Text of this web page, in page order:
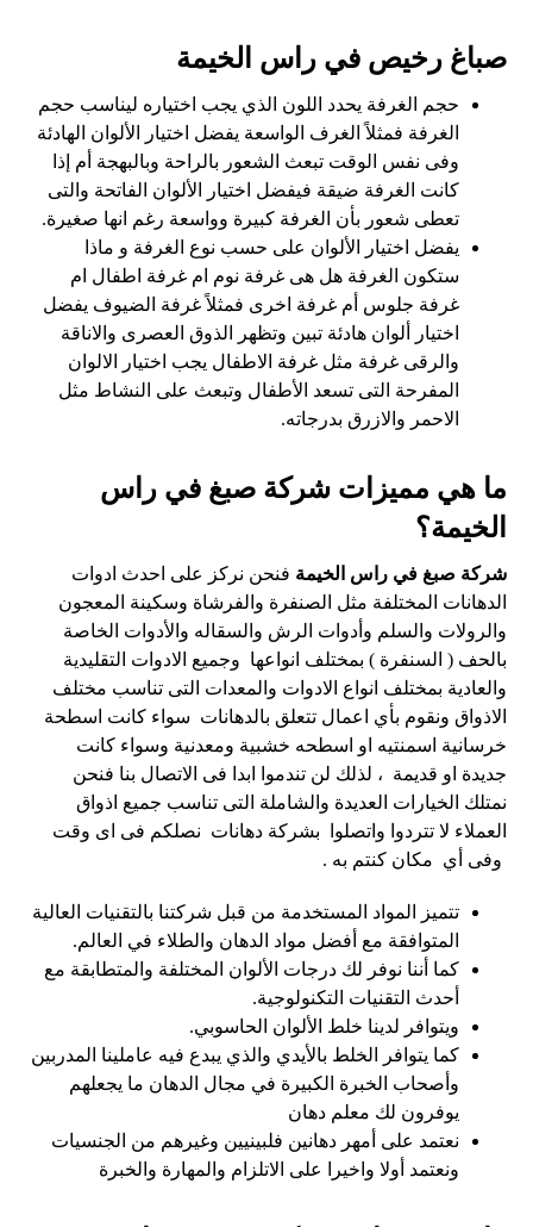
صباغ رخيص في راس الخيمة
حجم الغرفة يحدد اللون الذي يجب اختياره ليناسب حجم
الغرفة فمثلاً الغرف الواسعة يفضل اختيار الألوان الهادئة
وفى نفس الوقت تبعث الشعور بالراحة وبالبهجة أم إذا
كانت الغرفة ضيقة فيفضل اختيار الألوان الفاتحة والتى
تعطى شعور بأن الغرفة كبيرة وواسعة رغم انها صغيرة.
يفضل اختيار الألوان على حسب نوع الغرفة و ماذا
ستكون الغرفة هل هى غرفة نوم ام غرفة اطفال ام
غرفة جلوس أم غرفة اخرى فمثلاً غرفة الضيوف يفضل
اختيار ألوان هادئة تبين وتظهر الذوق العصرى والاناقة
والرقى غرفة مثل غرفة الاطفال يجب اختيار الالوان
المفرحة التى تسعد الأطفال وتبعث على النشاط مثل
الاحمر والازرق بدرجاته.
ما هي مميزات شركة صبغ في راس
الخيمة؟
شركة صبغ في راس الخيمة فنحن نركز على احدث ادوات
الدهانات المختلفة مثل الصنفرة والفرشاة وسكينة المعجون
والرولات والسلم وأدوات الرش والسقاله والأدوات الخاصة
بالحف ( السنفرة ) بمختلف انواعها وجميع الادوات التقليدية
والعادية بمختلف انواع الادوات والمعدات التى تناسب مختلف
الاذواق ونقوم بأي اعمال تتعلق بالدهانات سواء كانت اسطحة
خرسانية اسمنتيه او اسطحه خشبية ومعدنية وسواء كانت
جديدة او قديمة ، لذلك لن تندموا ابدا فى الاتصال بنا فنحن
نمتلك الخيارات العديدة والشاملة التى تناسب جميع اذواق
العملاء لا تتردوا واتصلوا بشركة دهانات نصلكم فى اى وقت
وفى أي مكان كنتم به .
تتميز المواد المستخدمة من قبل شركتنا بالتقنيات العالية
المتوافقة مع أفضل مواد الدهان والطلاء في العالم.
كما أننا نوفر لك درجات الألوان المختلفة والمتطابقة مع
أحدث التقنيات التكنولوجية.
ويتوافر لدينا خلط الألوان الحاسوبي.
كما يتوافر الخلط بالأيدي والذي يبدع فيه عاملينا المدربين
وأصحاب الخبرة الكبيرة في مجال الدهان ما يجعلهم
يوفرون لك معلم دهان
نعتمد على أمهر دهانين فلبينيين وغيرهم من الجنسيات
ونعتمد أولا واخيرا على الاتلزام والمهارة والخبرة